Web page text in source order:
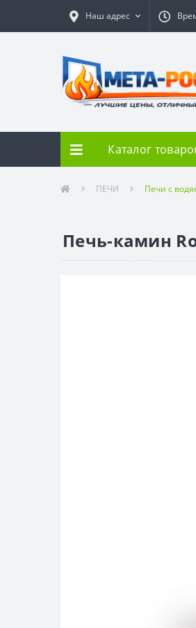
Наш адрес
Каталог
ПЕЧИ Печи с
Печь-камин